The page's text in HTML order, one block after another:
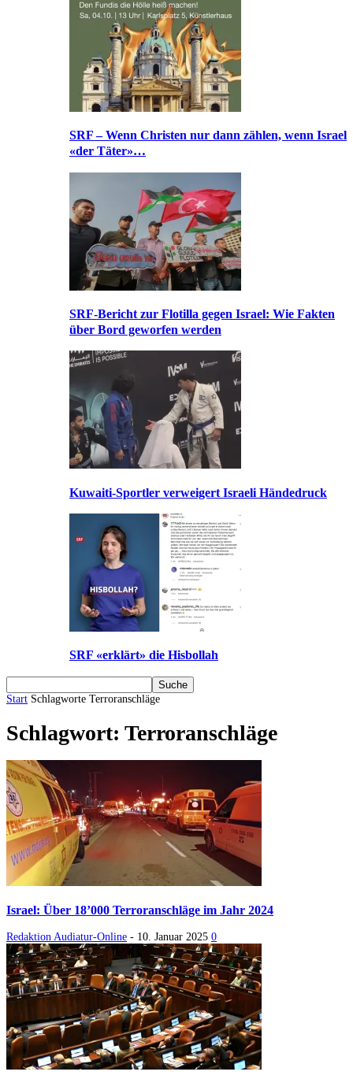
SRF – Wenn Christen nur dann zählen, wenn Israel
«der Täter»…
SRF-Bericht zur Flotilla gegen Israel: Wie Fakten
über Bord geworfen werden
Kuwaiti-Sportler verweigert Israeli Händedruck
SRF «erklärt» die Hisbollah
Start Schlagworte Terroranschläge
Schlagwort: Terroranschläge
Israel: Über 18’000 Terroranschläge im Jahr 2024
Redaktion Audiatur-Online - 10. Januar 2025 0